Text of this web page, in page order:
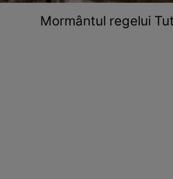
Mormântul regelui